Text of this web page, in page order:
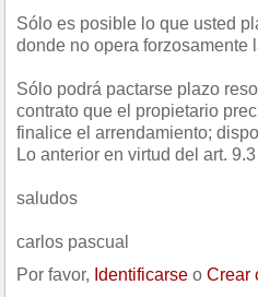
Sólo es posible lo que usted
donde no opera forzosamente
Sólo podrá pactarse plazo
contrato que el propietario
finalice el arrendamiento;
Lo anterior en virtud del art.
saludos
carlos pascual
Por favor, Identificarse o Crear